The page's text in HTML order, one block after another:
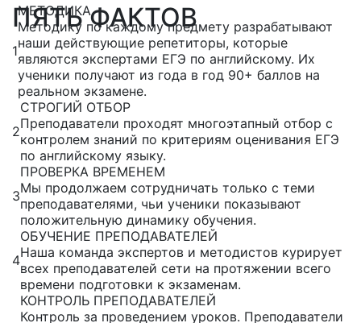
ПЯТЬ ФАКТОВ
1
МЕТОДИКА
Методику по каждому предмету разрабатывают
наши действующие репетиторы, которые
являются экспертами ЕГЭ по английскому. Их
ученики получают из года в год 90+ баллов на
реальном экзамене.
2
СТРОГИЙ ОТБОР
Преподаватели проходят многоэтапный отбор с
контролем знаний по критериям оценивания ЕГЭ
по английскому языку.
3
ПРОВЕРКА ВРЕМЕНЕМ
Мы продолжаем сотрудничать только с теми
преподавателями, чьи ученики показывают
положительную динамику обучения.
4
ОБУЧЕНИЕ ПРЕПОДАВАТЕЛЕЙ
Наша команда экспертов и методистов курирует
всех преподавателей сети на протяжении всего
времени подготовки к экзаменам.
КОНТРОЛЬ ПРЕПОДАВАТЕЛЕЙ
Контроль за проведением уроков. Преподаватели